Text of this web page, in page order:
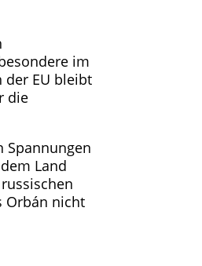
im
der EU bleibt
die
Spannungen
Land
Orbán nicht